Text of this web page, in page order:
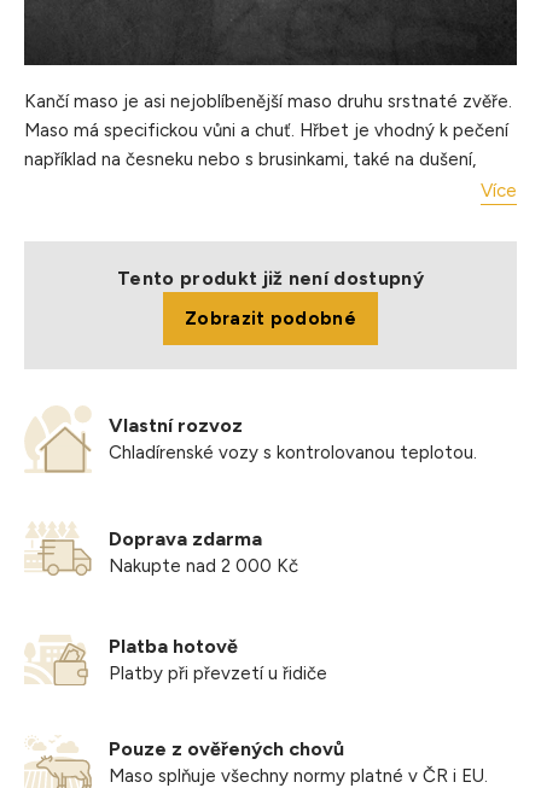
Kančí maso je asi nejoblíbenější maso druhu srstnaté zvěře.
Maso má specifickou vůni a chuť. Hřbet je vhodný k pečení
například na česneku nebo s brusinkami, také na dušení,
Úprava: dušení, grilování, pečení
Hmotnost balení : cca 1 kg
Balení: jednotlivě balené, vakuované
Více
Tento produkt již není dostupný
Zobrazit podobné
Vlastní rozvoz
Chladírenské vozy s kontrolovanou teplotou.
Doprava zdarma
Nakupte nad 2 000 Kč
Platba hotově
Platby při převzetí u řidiče
Pouze z ověřených chovů
Maso splňuje všechny normy platné v ČR i EU.